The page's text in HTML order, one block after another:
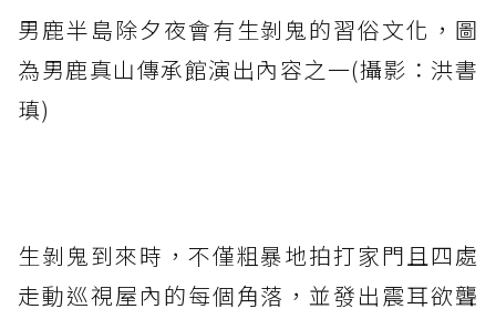
男鹿半島除夕夜會有生剝鬼的習俗文化，圖
為男鹿真山傳承館演出內容之一(攝影：洪書
瑱)
生剝鬼到來時，不僅粗暴地拍打家門且四處
走動巡視屋內的每個角落，並發出震耳欲聾